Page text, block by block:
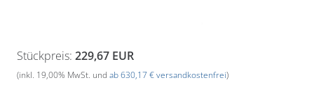
Stückpreis: 229,67 EUR
(inkl. 19,00% MwSt. und ab 630,17 € versandkostenfrei)